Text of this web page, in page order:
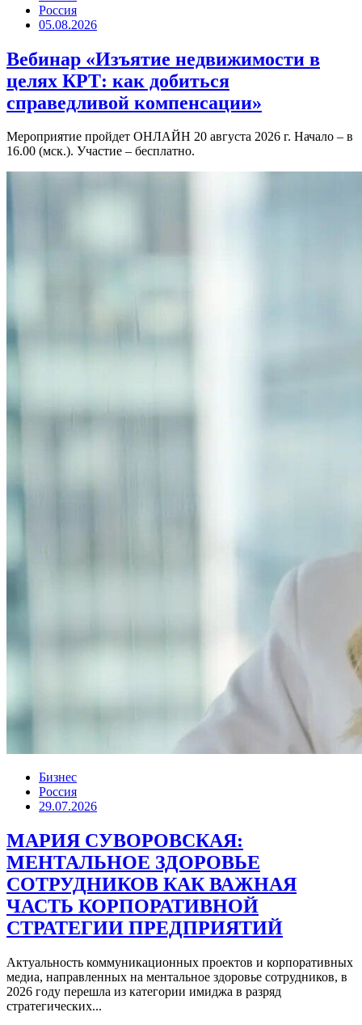
Россия
05.08.2026
Вебинар «Изъятие недвижимости в
целях КРТ: как добиться
справедливой компенсации»
Мероприятие пройдет ОНЛАЙН 20 августа 2026 г. Начало – в
16.00 (мск.). Участие – бесплатно.
Бизнес
Россия
29.07.2026
МАРИЯ СУВОРОВСКАЯ:
МЕНТАЛЬНОЕ ЗДОРОВЬЕ
СОТРУДНИКОВ КАК ВАЖНАЯ
ЧАСТЬ КОРПОРАТИВНОЙ
СТРАТЕГИИ ПРЕДПРИЯТИЙ
Актуальность коммуникационных проектов и корпоративных
медиа, направленных на ментальное здоровье сотрудников, в
2026 году перешла из категории имиджа в разряд
стратегических...